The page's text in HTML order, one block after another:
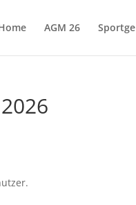
AGM 26